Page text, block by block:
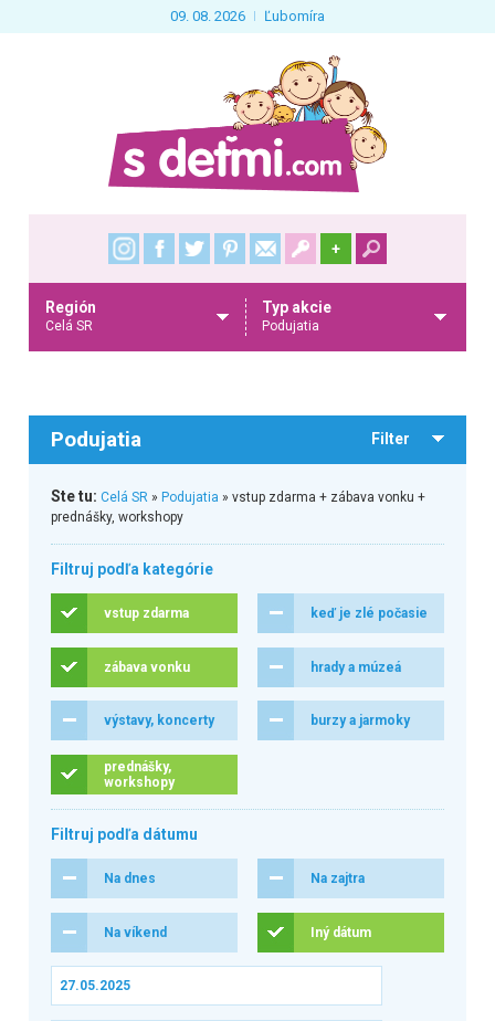
09. 08. 2026 Ľubomíra
+
Región
Celá SR
Typ akcie
Podujatia
Podujatia Filter
Ste tu: Celá SR» Podujatia » vstup zdarma + zábava vonku +
prednášky, workshopy
Filtruj podľa kategórie
vstup zdarma keď je zlé počasie
zábava vonku hrady a múzeá
výstavy, koncerty burzy a jarmoky
prednášky,
workshopy
Filtruj podľa dátumu
Na dnes Na zajtra
Na víkend Iný dátum